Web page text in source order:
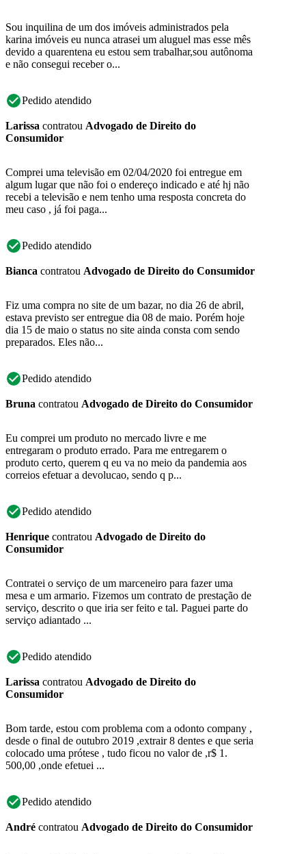
Sou inquilina de um dos imóveis administrados pela
karina imóveis eu nunca atrasei um aluguel mas esse mês
devido a quarentena eu estou sem trabalhar,sou autônoma
e não consegui receber o...
Pedido atendido
Larissa contratou Advogado de Direito do
Consumidor
Comprei uma televisão em 02/04/2020 foi entregue em
algum lugar que não foi o endereço indicado e até hj não
recebi a televisão e nem tenho uma resposta concreta do
meu caso , já foi paga...
Pedido atendido
Bianca contratou Advogado de Direito do Consumidor
Fiz uma compra no site de um bazar, no dia 26 de abril,
estava previsto ser entregue dia 08 de maio. Porém hoje
dia 15 de maio o status no site ainda consta com sendo
preparados. Eles não...
Pedido atendido
Bruna contratou Advogado de Direito do Consumidor
Eu comprei um produto no mercado livre e me
entregaram o produto errado. Para me entregarem o
produto certo, querem q eu va no meio da pandemia aos
correios efetuar a devolucao, sendo q p...
Pedido atendido
Henrique contratou Advogado de Direito do
Consumidor
Contratei o serviço de um marceneiro para fazer uma
mesa e um armario. Fizemos um contrato de prestação de
serviço, descrito o que iria ser feito e tal. Paguei parte do
serviço adiantado ...
Pedido atendido
Larissa contratou Advogado de Direito do
Consumidor
Bom tarde, estou com problema com a odonto company ,
desde o final de outubro 2019 ,extrair 8 dentes e que seria
colocado uma prótese , tudo ficou no valor de ,r$ 1.
500,00 ,onde efetuei ...
Pedido atendido
André contratou Advogado de Direito do Consumidor